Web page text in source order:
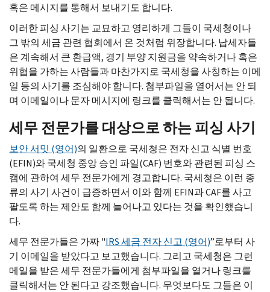
혹은 메시지를 통해서 보내기도 합니다.
이러한 피싱 사기는 교묘하고 영리하게 그들이 국세청이나
그 밖의 세금 관련 협회에서 온 것처럼 위장합니다. 납세자들
은 계속해서 큰 환급액, 경기 부양 지원금을 약속하거나 혹은
위협을 가하는 사람들과 마찬가지로 국세청을 사칭하는 이메
일 등의 사기를 조심해야 합니다. 첨부파일을 열어서는 안 되
며 이메일이나 문자 메시지에 링크를 클릭해서는 안 됩니다.
세무 전문가를 대상으로 하는 피싱 사기
보안 서밋 (영어)의 일환으로 국세청은 전자 신고 식별 번호
(EFIN)와 국세청 중앙 승인 파일(CAF) 번호와 관련된 피싱 스
캠에 관하여 세무 전문가에게 경고합니다. 국세청은 이런 종
류의 사기 사건이 급증하면서 이와 함께 EFIN과CAF를 사고
팔도록 하는 제안도 함께 늘어나고 있다는 것을 확인했습니
다.
세무 전문가들은 가짜 "IRS세금 전자 신고 (영어)”로부터 사
기 이메일을 받았다고 보고했습니다. 그리고 국세청은 그런
메일을 받은 세무 전문가들에게 첨부파일을 열거나 링크를
클릭해서는 안 된다고 강조했습니다. 무엇보다도 그들은 이